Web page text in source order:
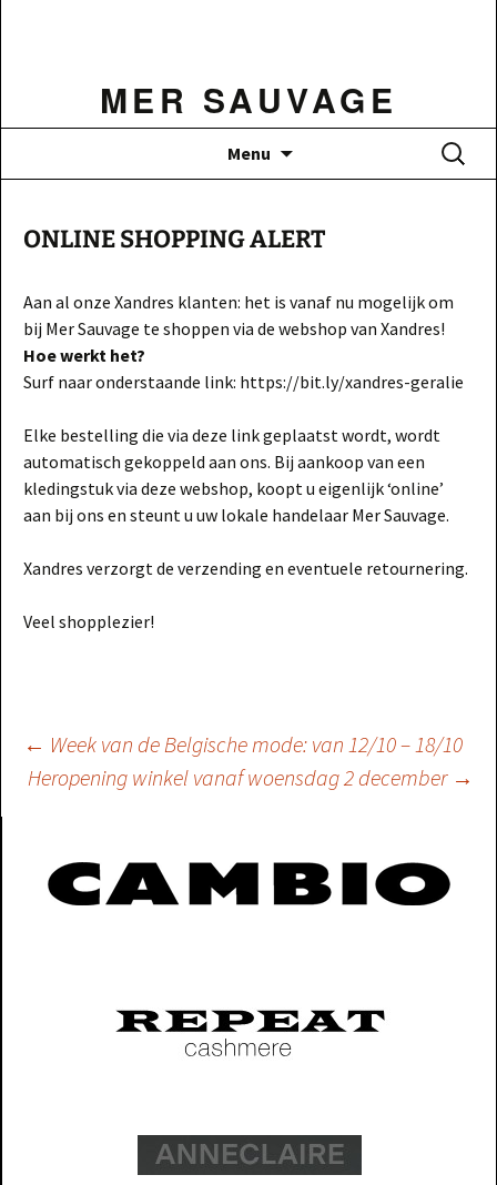
MER SAUVAGE
Menu
Zoeken
naar:
ONLINE SHOPPING ALERT
Aan al onze Xandres klanten: het is vanaf nu mogelijk om
bij Mer Sauvage te shoppen via de webshop van Xandres!
Hoe werkt het?
Surf naar onderstaande link: https://bit.ly/xandres-geralie
Elke bestelling die via deze link geplaatst wordt, wordt
automatisch gekoppeld aan ons. Bij aankoop van een
kledingstuk via deze webshop, koopt u eigenlijk ‘online’
aan bij ons en steunt u uw lokale handelaar Mer Sauvage.
Xandres verzorgt de verzending en eventuele retournering.
Veel shopplezier!
Berichtnavigatie
← Week van de Belgische mode: van 12/10 – 18/10
Heropening winkel vanaf woensdag 2 december →